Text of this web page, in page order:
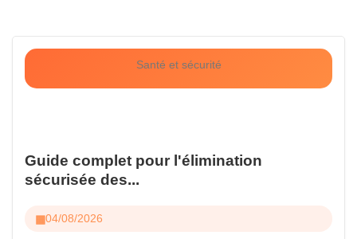
Santé et sécurité
Guide complet pour l'élimination
sécurisée des...
04/08/2026